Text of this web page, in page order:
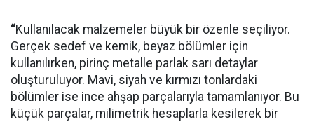
“Kullanılacak malzemeler büyük bir özenle seçiliyor.
Gerçek sedef ve kemik, beyaz bölümler için
kullanılırken, pirinç metalle parlak sarı detaylar
oluşturuluyor. Mavi, siyah ve kırmızı tonlardaki
bölümler ise ince ahşap parçalarıyla tamamlanıyor. Bu
küçük parçalar, milimetrik hesaplarla kesilerek bir